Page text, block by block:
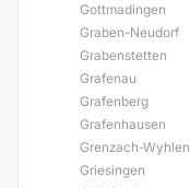
Gottmadingen
Graben-Neudorf
Grabenstetten
Grafenau
Grafenberg
Grafenhausen
Grenzach-Wyhlen
Griesingen